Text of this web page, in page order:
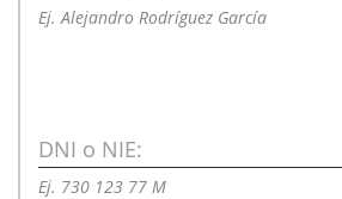
Ej. Alejandro Rodríguez García
DNI o NIE:
Ej. 730 123 77 M